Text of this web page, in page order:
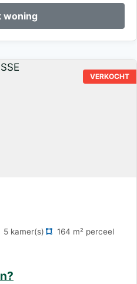
woning
VERKOCHT
5 kamer(s) 164 m² perceel